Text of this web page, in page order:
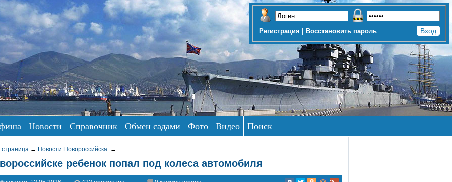
Регистрация | Восстановить пароль
Новости Справочник Обмен садами Фото Видео Поиск
страница → Новости Новороссийска →
ребенок попал под колеса автомобиля